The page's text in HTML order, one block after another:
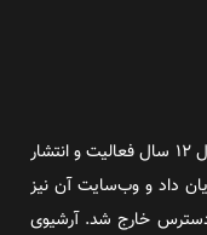
روز آنلاین روزنامه‌ای اینترنتی بود که پس از طول ۱۲ سال فعالیت و انتشار
خود پایان داد و وب‌سایت آن نیز
خارج شد. آرشیوی